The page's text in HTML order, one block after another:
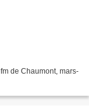
de Chaumont, mars-